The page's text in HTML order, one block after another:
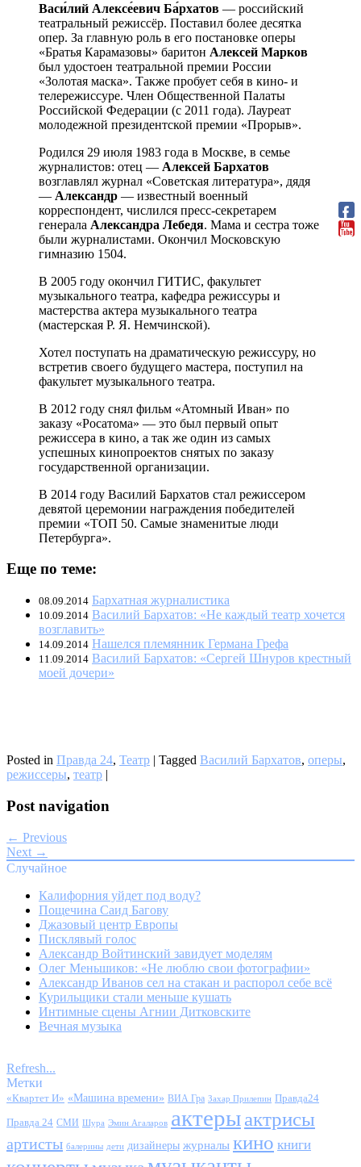
Васи́лий Алексе́евич Ба́рхатов — российский
театральный режиссёр. Поставил более десятка
опер. За главную роль в его постановке оперы
«Братья Карамазовы» баритон Алексей Марков
был удостоен театральной премии России
«Золотая маска». Также пробует себя в кино- и
телережиссуре. Член Общественной Палаты
Российской Федерации (с 2011 года). Лауреат
молодежной президентской премии «Прорыв».
Родился 29 июля 1983 года в Москве, в семье
журналистов: отец — Алексей Бархатов
возглавлял журнал «Советская литература», дядя
— Александр — известный военный
корреспондент, числился пресс-секретарем
генерала Александра Лебедя. Мама и сестра тоже
были журналистами. Окончил Московскую
гимназию 1504.
В 2005 году окончил ГИТИС, факультет
музыкального театра, кафедра режиссуры и
мастерства актера музыкального театра
(мастерская Р. Я. Немчинской).
Хотел поступать на драматическую режиссуру, но
встретив своего будущего мастера, поступил на
факультет музыкального театра.
В 2012 году снял фильм «Атомный Иван» по
заказу «Росатома» — это был первый опыт
режиссера в кино, а так же один из самых
успешных кинопроектов снятых по заказу
государственной организации.
В 2014 году Василий Бархатов стал режиссером
девятой церемонии награждения победителей
премии «ТОП 50. Самые знаменитые люди
Петербурга».
Еще по теме:
08.09.2014 Бархатная журналистика
10.09.2014 Василий Бархатов: «Не каждый театр хочется
возглавить»
14.09.2014 Нашелся племянник Германа Грефа
11.09.2014 Василий Бархатов: «Сергей Шнуров крестный
моей дочери»
Posted in Правда 24, Театр | Tagged Василий Бархатов, оперы,
режиссеры, театр |
Post navigation
← Previous
Next →
Случайное
Калифорния уйдет под воду?
Пощечина Саид Багову
Джазовый центр Европы
Писклявый голос
Александр Войтинский завидует моделям
Олег Меньшиков: «Не люблю свои фотографии»
Александр Иванов сел на стакан и распорол себе всё
Курильщики стали меньше кушать
Интимные сцены Агнии Дитковските
Вечная музыка
Refresh...
Метки
«Квартет И» «Машина времени» ВИА Гра Захар Прилепин Правда24
Правда 24 СМИ Шура Эмин Агаларов актерыактрисы
артисты балерины дети дизайнеры журналы кино книги